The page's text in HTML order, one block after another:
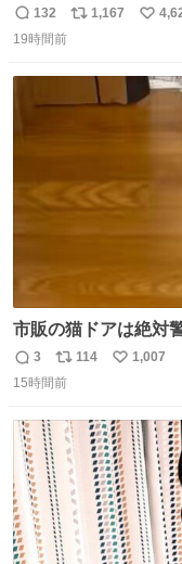
この夏、みなさんの
か？ 九州の夏といえば、これ！ 地元の
返
信
132
リ
1,167
い
数
19時間前
市販の猫ドアは絶対
理やりドアを切り取
ん
返
信
3
リ
ポ
ト
数
114
い
数
1,007
15時間前